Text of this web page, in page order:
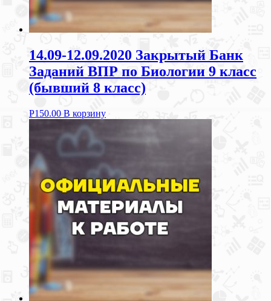
14.09-12.09.2020 Закрытый Банк
Заданий ВПР по Биологии 9 класс
(бывший 8 класс)
Р150.00 В корзину